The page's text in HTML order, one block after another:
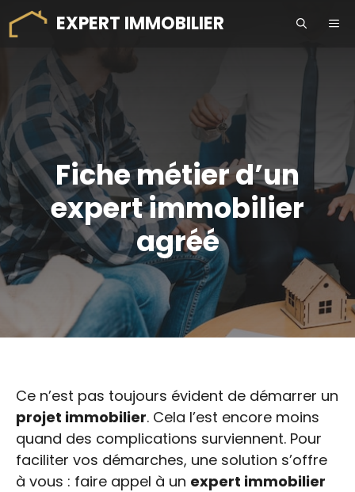
Aller
au
EXPERT IMMOBILIER
Fiche métier d’un
expert immobilier
agréé
Ce n’est pas toujours évident de démarrer un
projet immobilier. Cela l’est encore moins
quand des complications surviennent. Pour
faciliter vos démarches, une solution s’offre
à vous : faire appel à un expert immobilier